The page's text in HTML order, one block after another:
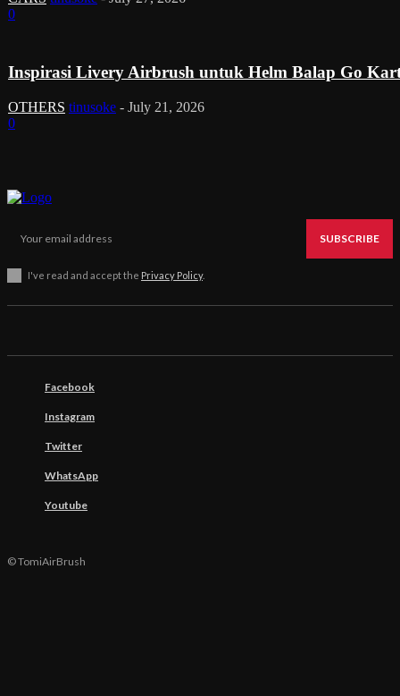
0
Inspirasi Livery Airbrush untuk Helm Balap Go
OTHERS tinusoke - July 21, 2026
0
SUBSCRIBE
I've read and accept the Privacy Policy.
Facebook
Instagram
Twitter
WhatsApp
Youtube
© TomiAirBrush